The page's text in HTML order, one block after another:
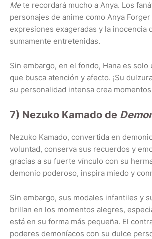
Mete recordará mucho a Anya. Los
personajes de anime como Anya
expresiones exageradas y la inocencia
sumamente entretenidas.
Sin embargo, en el fondo, Hana es solo
que busca atención y afecto. ¡Su
su personalidad intensa crea
7) Nezuko Kamado de
Nezuko Kamado, convertida en
voluntad, conserva sus recuerdos y
gracias a su fuerte vínculo con su
demonio poderoso, inspira miedo y
Sin embargo, sus modales infantiles y
brillan en los momentos alegres,
está en su forma más pequeña. El
poderes demoníacos con su dulce